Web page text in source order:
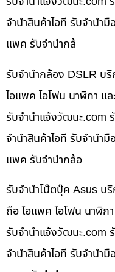
จำนำสินค้าไอที รับจำนำ
แพค รับจำนำกล้
รับจำนำกล้อง DSLR บริ
ไอแพค ไอโฟน นาฬิกา แ
รับจํานําแจ้งวัฒนะ.com
จำนำสินค้าไอที รับจำนำ
แพค รับจำนำกล้อ
รับจำนำโน๊ตบุ๊ค Asus บ
ถือ ไอแพค ไอโฟน นาฬิก
รับจํานําแจ้งวัฒนะ.com
จำนำสินค้าไอที รับจำนำ